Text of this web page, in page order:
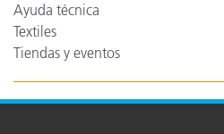
Ayuda técnica
Textiles
Tiendas y eventos